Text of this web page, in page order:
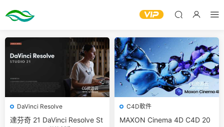
DaVinci Resolve
達芬奇 21 DaVinci Resolve St
C4D軟件
MAXON Cinema 4D C4D 20